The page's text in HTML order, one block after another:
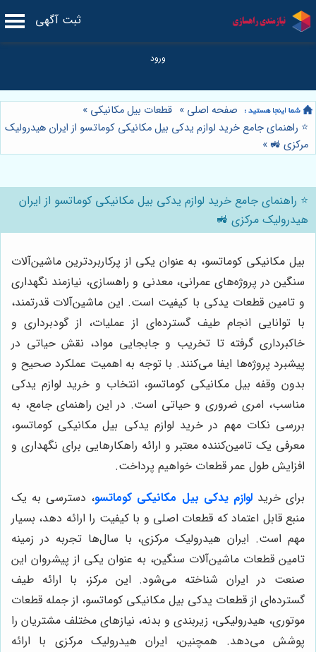
ثبت آگهی
صفحه اصلی » قطعات بیل مکانیکی »
⭐️ راهنمای جامع خرید لوازم یدکی بیل مکانیکی کوماتسو از ایران هیدرولیک
مرکزی 🚜 »
⭐️ راهنمای جامع خرید لوازم یدکی بیل مکانیکی کوماتسو از ایران
هیدرولیک مرکزی 🚜
بیل مکانیکی کوماتسو، به عنوان یکی از پرکاربردترین ماشین‌آلات
سنگین در پروژه‌های عمرانی، معدنی و راهسازی، نیازمند نگهداری
و تامین قطعات یدکی با کیفیت است. این ماشین‌آلات قدرتمند،
با توانایی انجام طیف گسترده‌ای از عملیات، از گودبرداری و
خاکبرداری گرفته تا تخریب و جابجایی مواد، نقش حیاتی در
پیشبرد پروژه‌ها ایفا می‌کنند. با توجه به اهمیت عملکرد صحیح و
بدون وقفه بیل مکانیکی کوماتسو، انتخاب و خرید لوازم یدکی
مناسب، امری ضروری و حیاتی است. در این راهنمای جامع، به
بررسی نکات مهم در خرید لوازم یدکی بیل مکانیکی کوماتسو،
معرفی یک تامین‌کننده معتبر و ارائه راهکارهایی برای نگهداری و
افزایش طول عمر قطعات خواهیم پرداخت.
برای خریدلوازم یدکی بیل مکانیکی کوماتسو، دسترسی به یک
منبع قابل اعتماد که قطعات اصلی و با کیفیت را ارائه دهد، بسیار
مهم است. ایران هیدرولیک مرکزی، با سال‌ها تجربه در زمینه
تامین قطعات ماشین‌آلات سنگین، به عنوان یکی از پیشروان این
صنعت در ایران شناخته می‌شود. این مرکز، با ارائه طیف
گسترده‌ای از قطعات یدکی بیل مکانیکی کوماتسو، از جمله قطعات
موتوری، هیدرولیکی، زیربندی و بدنه، نیازهای مختلف مشتریان را
پوشش می‌دهد. همچنین، ایران هیدرولیک مرکزی با ارائه